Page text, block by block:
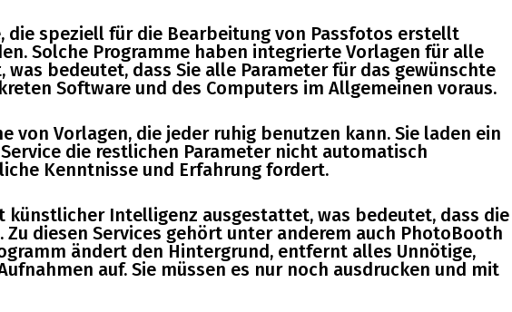
die speziell für die Bearbeitung von Passfotos erstellt
Solche Programme haben integrierte Vorlagen für alle
bedeutet, dass Sie alle Parameter für das gewünschte
Software und des Computers im Allgemeinen voraus.
von Vorlagen, die jeder ruhig benutzen kann. Sie laden ein
die restlichen Parameter nicht automatisch
Kenntnisse und Erfahrung fordert.
künstlicher Intelligenz ausgestattet, was bedeutet, dass die
diesen Services gehört unter anderem auch PhotoBooth
ändert den Hintergrund, entfernt alles Unnötige,
auf. Sie müssen es nur noch ausdrucken und mit